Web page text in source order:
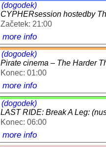
(dogodek)
CYPHERsession hostedby
Začetek: 21:00
more info
(dogodek)
Pirate cinema – The Harder
Konec: 01:00
more info
(dogodek)
LAST RIDE: Break A Leg:
Konec: 06:00
more info